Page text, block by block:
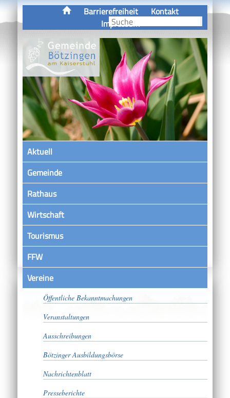
Barrierefreiheit
Kontakt
Impressum
Aktuell
Gemeinde
Rathaus
Wirtschaft
Tourismus
FFW
VereineSatzungen
Öffentliche Bekanntmachungen
Veranstaltungen
Ausschreibungen
Bötzinger Ausbildungsbörse
Nachrichtenblatt
Presseberichte